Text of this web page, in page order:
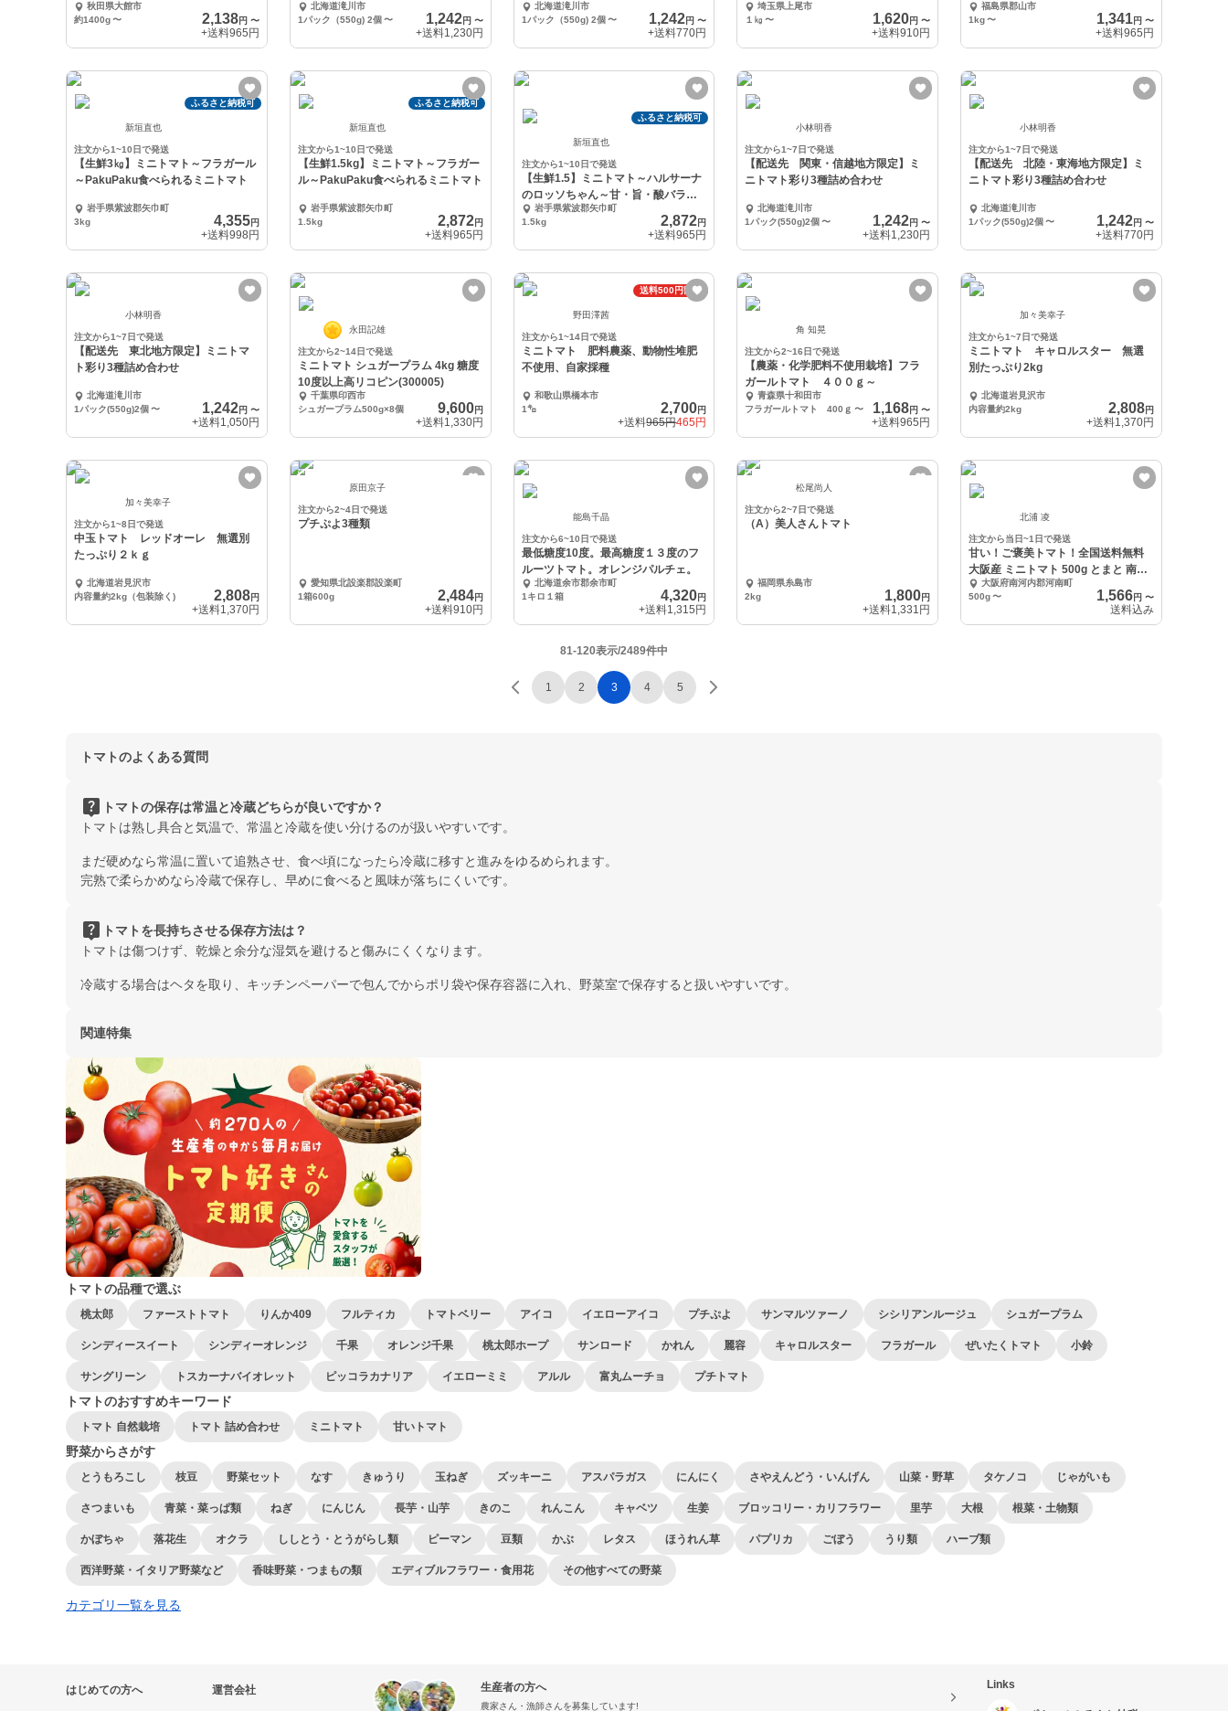
秋田県大館市
約1400g〜 2,138円 〜
+送料965円
北海道滝川市
1パック（550g) 2個 〜 1,242円 〜
+送料1,230円
北海道滝川市
1パック（550g) 2個 〜 1,242円〜
+送料770円
「ポモ・ロッサ」
埼玉県上尾市
１㎏ 〜 1,620円〜
+送料910円
福島県郡山市
1kg〜 1,341円 〜
+送料965円
ふるさと納税可
新垣直也
注文から1~10日で発送
【生鮮3㎏】ミニトマト～フラガール
～PakuPaku食べられるミニトマト
岩手県紫波郡矢巾町
3kg
4,355円
+送料998円
ふるさと納税可
新垣直也
注文から1~10日で発送
【生鮮1.5kg】ミニトマト～フラガー
ル～PakuPaku食べられるミニトマト
岩手県紫波郡矢巾町
1.5kg
2,872円
+送料965円
ふるさと納税可
新垣直也
注文から1~10日で発送
【生鮮1.5】ミニトマト～ハルサーナ
のロッソちゃん～甘・旨・酸バラン
スがヤミツキ
岩手県紫波郡矢巾町
1.5kg
2,872円
+送料965円
小林明香
注文から1~7日で発送
【配送先 関東・信越地方限定】ミ
ニトマト彩り3種詰め合わせ
北海道滝川市
1パック(550g)2個 〜 1,242円〜
+送料1,230円
小林明香
注文から1~7日で発送
【配送先 北陸・東海地方限定】ミ
ニトマト彩り3種詰め合わせ
北海道滝川市
1パック(550g)2個 〜 1,242円 〜
+送料770円
小林明香
注文から1~7日で発送
【配送先 東北地方限定】ミニトマ
ト彩り3種詰め合わせ
北海道滝川市
1パック(550g)2個 〜 1,242円 〜
+送料1,050円
永田記雄
注文から2~14日で発送
ミニトマト シュガープラム 4kg 糖度
10度以上高リコピン(300005)
千葉県印西市
シュガープラム500g×8個
9,600円
+送料1,330円
送料500円割引
野田澤茜
注文から1~14日で発送
ミニトマト 肥料農薬、動物性堆肥
不使用、自家採種
和歌山県橋本市
1㌔
2,700円
+送料965円465円
角 知晃
注文から2~16日で発送
【農薬・化学肥料不使用栽培】フラ
ガールトマト ４００ｇ～
青森県十和田市
フラガールトマト 400ｇ 〜 1,168円〜
+送料965円
加々美幸子
注文から1~7日で発送
ミニトマト キャロルスター 無選
別たっぷり2kg
北海道岩見沢市
内容量約2kg
2,808円
+送料1,370円
加々美幸子
注文から1~8日で発送
中玉トマト レッドオーレ 無選別
たっぷり２ｋｇ
北海道岩見沢市
内容量約2kg（包装除く)
2,808円
+送料1,370円
原田京子
注文から2~4日で発送
プチぷよ3種類
愛知県北設楽郡設楽町
1箱600g
2,484円
+送料910円
能島千晶
注文から6~10日で発送
最低糖度10度。最高糖度１３度のフ
ルーツトマト。オレンジパルチェ。
北海道余市郡余市町
1キロ１箱
4,320円
+送料1,315円
松尾尚人
注文から2~7日で発送
（A）美人さんトマト
福岡県糸島市
2kg
1,800円
+送料1,331円
北浦 凌
注文から当日~1日で発送
甘い！ご褒美トマト！全国送料無料
大阪産 ミニトマト 500g とまと 南河
内 大阪府南河内郡河南町
500g〜 1,566円 〜
送料込み
81-120表示/2489件中
1 2 3 4 5
トマトのよくある質問
live_help トマトの保存は常温と冷蔵どちらが良いですか？
トマトは熟し具合と気温で、常温と冷蔵を使い分けるのが扱いやすいです。
まだ硬めなら常温に置いて追熟させ、食べ頃になったら冷蔵に移すと進みをゆるめられます。
完熟で柔らかめなら冷蔵で保存し、早めに食べると風味が落ちにくいです。
live_help トマトを長持ちさせる保存方法は？
トマトは傷つけず、乾燥と余分な湿気を避けると傷みにくくなります。
冷蔵する場合はヘタを取り、キッチンペーパーで包んでからポリ袋や保存容器に入れ、野菜室で保存すると扱いやすいです。
関連特集
トマトの品種で選ぶ
桃太郎 ファーストトマト りんか409 フルティカ トマトベリー アイコ イエローアイコ プチぷよ サンマルツァーノ シシリアンルージュ シュガープラム
シンディースイート シンディーオレンジ 千果 オレンジ千果 桃太郎ホープ サンロード かれん 麗容 キャロルスター フラガール ぜいたくトマト 小鈴
サングリーン トスカーナバイオレット ピッコラカナリア イエローミミ アルル 富丸ムーチョ プチトマト
トマトのおすすめキーワード
トマト 自然栽培 トマト 詰め合わせ ミニトマト 甘いトマト
野菜からさがす
とうもろこし 枝豆 野菜セット なす きゅうり 玉ねぎ ズッキーニ アスパラガス にんにく さやえんどう・いんげん 山菜・野草 タケノコ じゃがいも
さつまいも 青菜・菜っぱ類 ねぎ にんじん 長芋・山芋 きのこ れんこん キャベツ 生姜 ブロッコリー・カリフラワー 里芋 大根 根菜・土物類
かぼちゃ 落花生 オクラ ししとう・とうがらし類 ピーマン 豆類 かぶ レタス ほうれん草 パプリカ ごぼう うり類 ハーブ類
西洋野菜・イタリア野菜など 香味野菜・つまもの類 エディブルフラワー・食用花 その他すべての野菜
カテゴリ一覧を見る
はじめての方へ 運営会社 生産者の方へ
農家さん・漁師さんを募集しています!
Links